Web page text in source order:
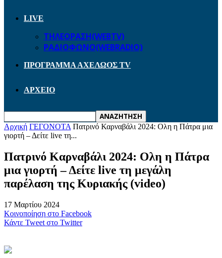
LIVE
ΤΗΛΕΟΡΑΣΗ(WEBTV)
ΡΑΔΙΟΦΩΝΟ(WEBRADIO)
ΠΡΟΓΡΑΜΜΑ ΑΧΕΛΩΟΣ TV
ΑΡΧΕΙΟ
Αρχική ΓΕΓΟΝΟΤΑ Πατρινό Καρναβάλι 2024: Ολη η Πάτρα μια
γιορτή – Δείτε live τη...
Πατρινό Καρναβάλι 2024: Ολη η Πάτρα
μια γιορτή – Δείτε live τη μεγάλη
παρέλαση της Κυριακής (video)
17 Μαρτίου 2024
Κοινοποίηση στο Facebook
Κάντε Tweet στο Twitter